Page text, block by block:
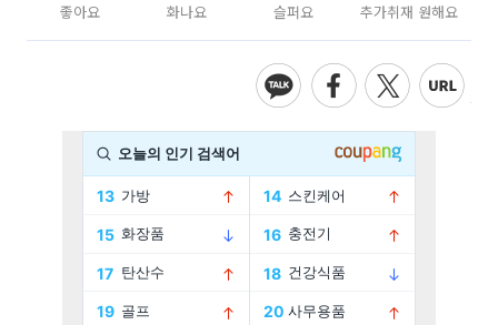
좋아요 화나요 슬퍼요 추가취재 원해요